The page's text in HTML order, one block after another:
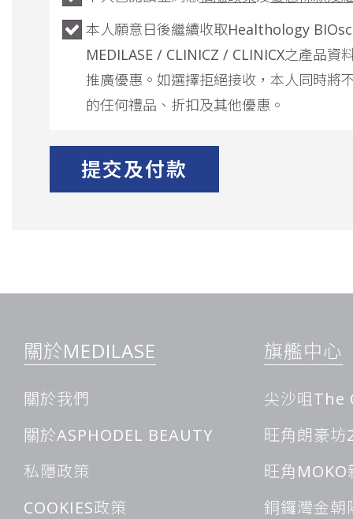
本人願意日後繼續收取Healthology
MEDILASE / CLINICZ / CLINICX之產品資
推廣優惠。如選擇拒絕接收，本人同時將
的任何禮品、折扣及其他優惠。
提交及付款
關於MEDILASE
關於我們
關於ASPHODEL BEAUTY
私隱政策
COOKIES政策
旗艦中心
尖沙咀The
旺角朗豪坊
旺角
銅鑼灣金朝